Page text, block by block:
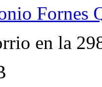
Fornes
en la